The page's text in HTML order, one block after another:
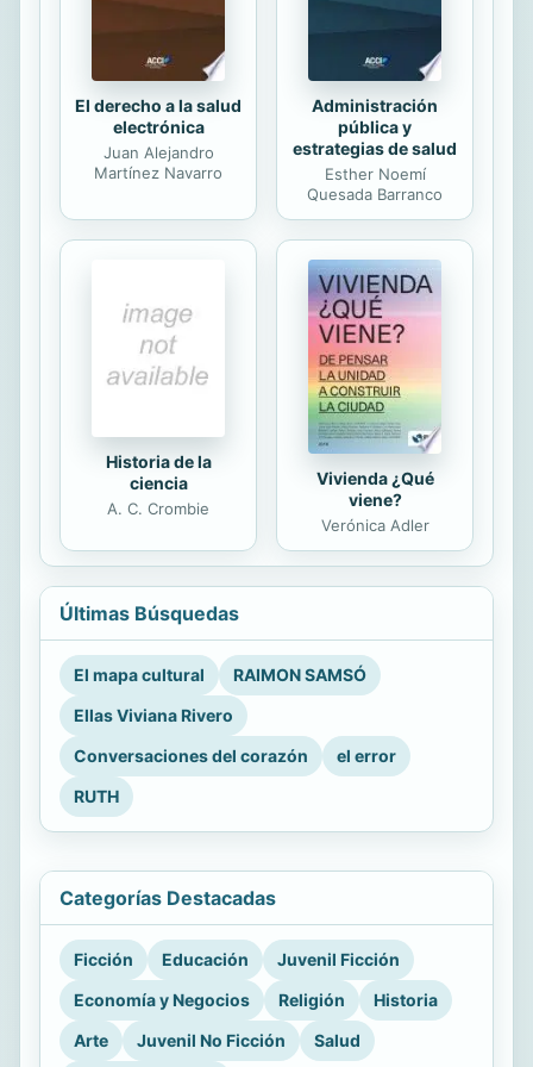
hace miles de años en un planeta
El derecho a la salud
electrónica
Juan Alejandro
Martínez Navarro
Administración
pública y
estrategias de salud
Esther Noemí
Quesada Barranco
Historia de la
ciencia
A. C. Crombie
Vivienda ¿Qué
viene?
Verónica Adler
Últimas Búsquedas
El mapa cultural
RAIMON SAMSÓ
Ellas Viviana Rivero
Conversaciones del corazón
el error
RUTH
Categorías Destacadas
Ficción Educación
Juvenil Ficción
Economía y Negocios
Religión
Historia
Arte
Juvenil No Ficción Salud